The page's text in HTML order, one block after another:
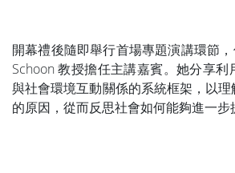
開幕禮後隨即舉行首場專題演講環節
Schoon 教授擔任主講嘉賓。她分享
與社會環境互動關係的系統框架，以
的原因，從而反思社會如何能夠進一步